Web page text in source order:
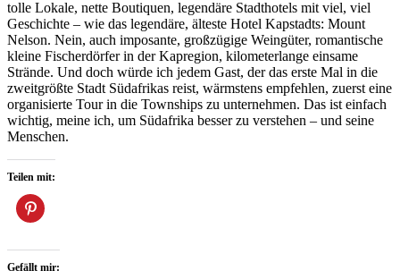
tolle Lokale, nette Boutiquen, legendäre Stadthotels mit viel, viel
Geschichte – wie das legendäre, älteste Hotel Kapstadts: Mount
Nelson. Nein, auch imposante, großzügige Weingüter, romantische
kleine Fischerdörfer in der Kapregion, kilometerlange einsame
Strände. Und doch würde ich jedem Gast, der das erste Mal in die
zweitgrößte Stadt Südafrikas reist, wärmstens empfehlen, zuerst eine
organisierte Tour in die Townships zu unternehmen. Das ist einfach
wichtig, meine ich, um Südafrika besser zu verstehen – und seine
Menschen.
Teilen mit:
Gefällt mir: